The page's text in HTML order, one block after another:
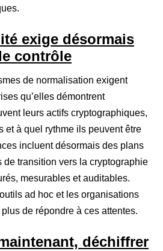
exige désormais
contrôle
de normalisation exigent
qu’elles démontrent
leurs actifs cryptographiques,
et à quel rythme ils peuvent être
incluent désormais des plans
de transition vers la cryptographie
mesurables et auditables.
ad hoc et les organisations
de répondre à ces attentes.
déchiffrer